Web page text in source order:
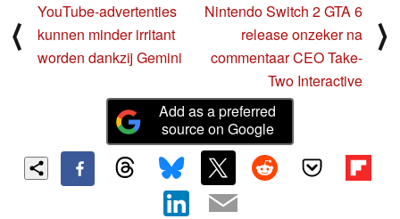
⟨
YouTube-advertenties
kunnen minder irritant
worden dankzij Gemini
Nintendo Switch 2 GTA 6
release onzeker na
commentaar CEO Take-
Two Interactive
⟩
Add as a preferred
source on Google